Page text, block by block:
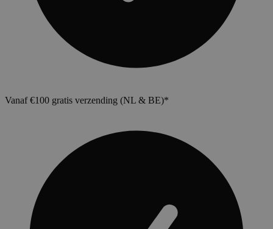
Vanaf €100 gratis verzending (NL & BE)*